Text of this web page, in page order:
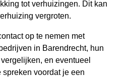
tot verhuizingen. Dit kan
vergroten.
op te nemen met
in Barendrecht, hun
en eventueel
voordat je een